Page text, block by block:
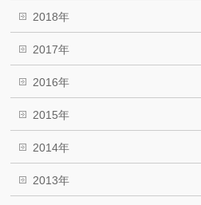
2018年
2017年
2016年
2015年
2014年
2013年